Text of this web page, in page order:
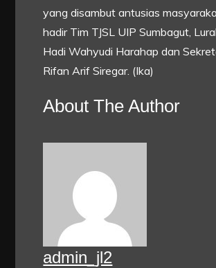
yang disambut antusias
hadir Tim TJSL UIP Sumbagut,
Hadi Wahyudi Harahap dan
Rifan Arif Siregar. (Ika)
About The Author
admin_jl2